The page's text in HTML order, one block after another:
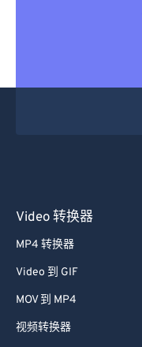
Video 转换器
MP4 转换器
Video 到 GIF
MOV 到 MP4
视频转换器